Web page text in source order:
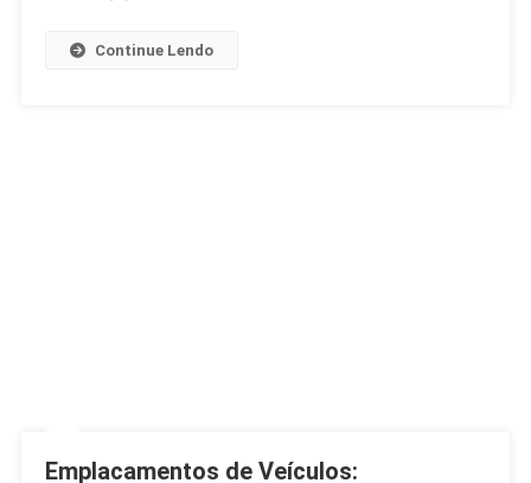
Continue Lendo
Emplacamentos de Veículos: